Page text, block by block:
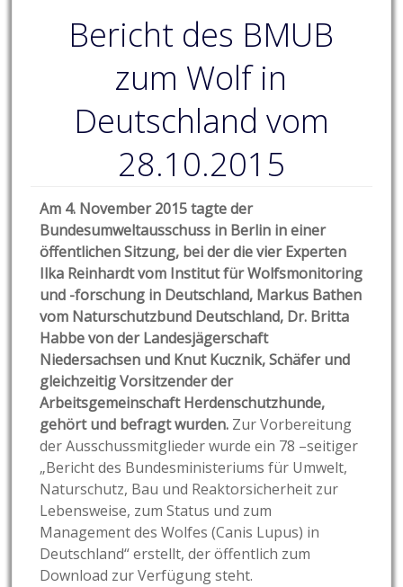
Bericht des BMUB
zum Wolf in
Deutschland vom
28.10.2015
Am 4. November 2015 tagte der
Bundesumweltausschuss in Berlin in einer
öffentlichen Sitzung, bei der die vier Experten
Ilka Reinhardt vom Institut für Wolfsmonitoring
und -forschung in Deutschland, Markus Bathen
vom Naturschutzbund Deutschland, Dr. Britta
Habbe von der Landesjägerschaft
Niedersachsen und Knut Kucznik, Schäfer und
gleichzeitig Vorsitzender der
Arbeitsgemeinschaft Herdenschutzhunde,
gehört und befragt wurden. Zur Vorbereitung
der Ausschussmitglieder wurde ein 78 –seitiger
„Bericht des Bundesministeriums für Umwelt,
Naturschutz, Bau und Reaktorsicherheit zur
Lebensweise, zum Status und zum
Management des Wolfes (Canis Lupus) in
Deutschland“ erstellt, der öffentlich zum
Download zur Verfügung steht.